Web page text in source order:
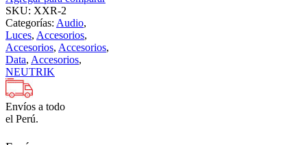
SKU: XXR-2
Categorías: Audio,
Luces, Accesorios,
Accesorios, Accesorios,
Data, Accesorios,
NEUTRIK
Envíos a todo
el Perú.